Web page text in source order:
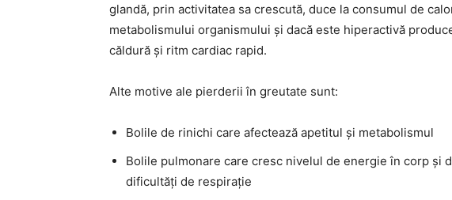
glandă, prin activitatea sa crescută, duce la consumul de
metabolismului organismului și dacă este hiperactivă
căldură și ritm cardiac rapid.
Alte motive ale pierderii în greutate sunt:
Bolile de rinichi care afectează apetitul și metabolismul
Bolile pulmonare care cresc nivelul de energie în corp și
dificultăți de respirație